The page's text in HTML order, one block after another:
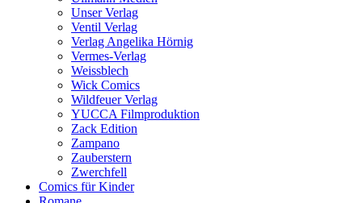
Unser Verlag
Ventil Verlag
Verlag Angelika Hörnig
Vermes-Verlag
Weissblech
Wick Comics
Wildfeuer Verlag
YUCCA Filmproduktion
Zack Edition
Zampano
Zauberstern
Zwerchfell
Comics für Kinder